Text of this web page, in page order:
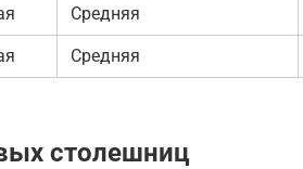
Средняя
Средняя
столешниц